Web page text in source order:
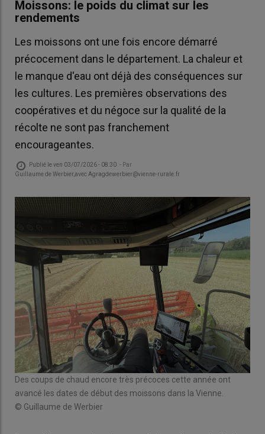
Moissons: le poids du climat sur les
rendements
Les moissons ont une fois encore démarré
précocement dans le département. La chaleur et
le manque d'eau ont déjà des conséquences sur
les cultures. Les premières observations des
coopératives et du négoce sur la qualité de la
récolte ne sont pas franchement
encourageantes.
Publié leven 03/07/2026 - 08:30 - Par
Guillaume de Werbier,avec Agragdewerbier@vienne-rurale.fr
Des coups de chaud encore très précoces cette année ont
avancé les dates de début des moissons dans la Vienne.
© Guillaume de Werbier